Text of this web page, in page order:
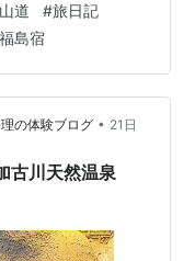
は木曽福島駅前の
制・五畿七道の東
そのうちの「木曽
宿を過ぎると車窓
平沢」。 木曽の豊
道 #旅日記
福島宿
の体験ブログ • 21日
古川天然温泉